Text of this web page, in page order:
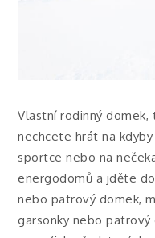
Vlastní rodinný
nechcete hrát na
sportce nebo na
energodomů a jděte
nebo patrový domek,
garsonky nebo